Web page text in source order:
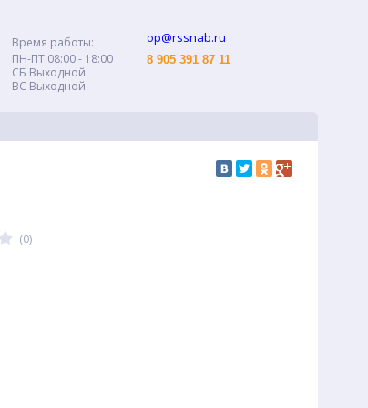
Время работы:
ПН-ПТ 08:00 - 18:00
СБ Выходной
ВС Выходной
op@rssnab.ru
8 905 391 87 11
(0)